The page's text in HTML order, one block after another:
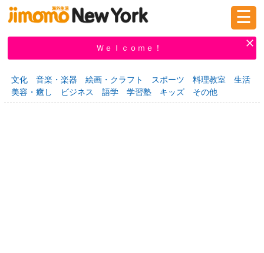
掲示板 タウン情報 教えて！
☰
Ｗｅｌｃｏｍｅ！
文化 音楽・楽器 絵画・クラフト スポーツ 料理教室
生活
美容・癒し
ビジネス 語学 学習塾 キッズ その他